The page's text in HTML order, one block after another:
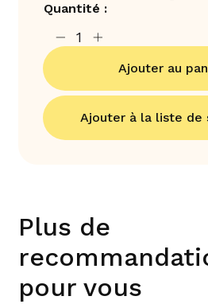
Quantité :
Ajouter au
Ajouter à la liste de
Plus de
pour vous